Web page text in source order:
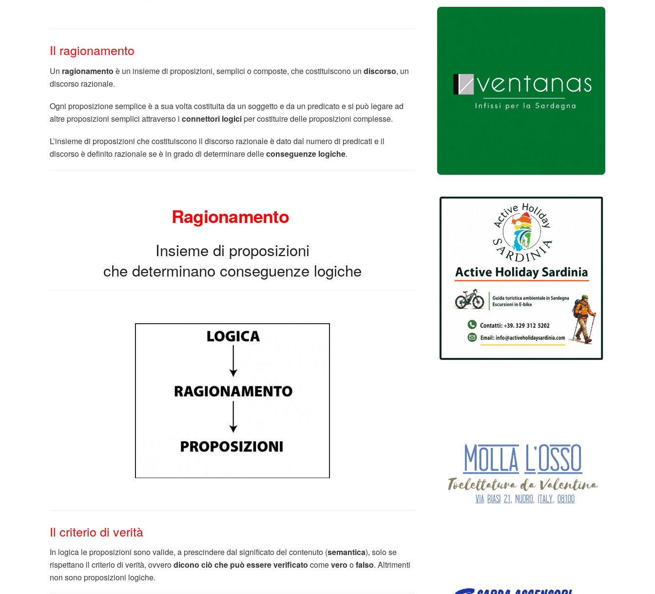
Il ragionamento
Un ragionamento è un insieme di proposizioni, semplici o composte, che costituiscono un discorso, un
discorso razionale.
Ogni proposizione semplice è a sua volta costituita da un soggetto e da un predicato e si può legare ad
altre proposizioni semplici attraverso i connettori logiciper costituire delle proposizioni complesse.
L’insieme di proposizioni che costituiscono il discorso razionale è dato dal numero di predicati e il
discorso è definito razionale se è in grado di determinare delleconseguenze logiche.
Ragionamento
Insieme di proposizioni
che determinano conseguenze logiche
Il criterio di verità
In logica le proposizioni sono valide, a prescindere dal significato del contenuto (semantica), solo se
rispettano il criterio di verità, ovverodicono ciò che può essere verificato comevero ofalso. Altrimenti
non sono proposizioni logiche.